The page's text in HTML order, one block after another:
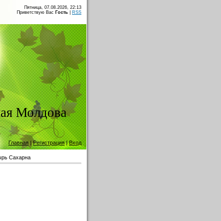
Пятница, 07.08.2026, 22:13
Приветствую Вас Гость RSS
Молдова
Главная |Регистрация|Вход
Сахарна